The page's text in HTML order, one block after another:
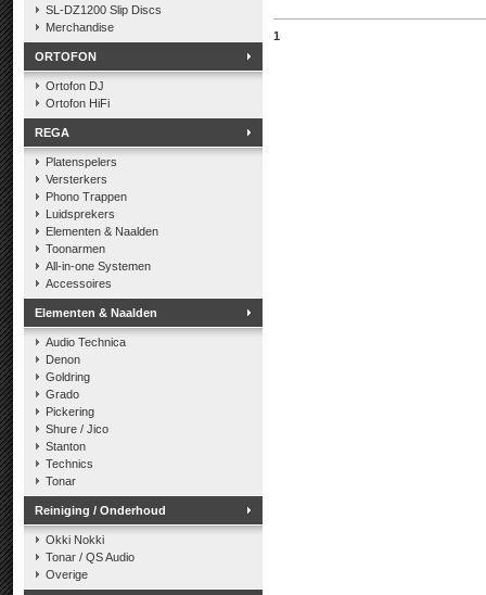
SL-DZ1200 Slip Discs
Merchandise
ORTOFON
Ortofon DJ
Ortofon HiFi
REGA
Platenspelers
Versterkers
Phono Trappen
Luidsprekers
Elementen & Naalden
Toonarmen
All-in-one Systemen
Accessoires
Elementen & Naalden
Audio Technica
Denon
Goldring
Grado
Pickering
Shure / Jico
Stanton
Technics
Tonar
Reiniging / Onderhoud
Okki Nokki
Tonar / QS Audio
Overige
1